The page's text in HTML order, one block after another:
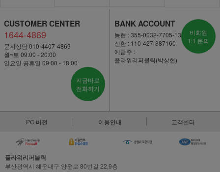
CUSTOMER CENTER
1644-4869
문자상담 010-4407-4869
월~토 09:00 - 20:00
일요일·공휴일 09:00 - 18:00
지금바로
전화하기
BANK ACCOUNT
농협 : 355-0032-7705-13
신한 : 110-427-887160
예금주 :
플라워리퍼블릭(박상현)
비회원
1:1 문의
PC 버전 이용안내 고객센터
플라워리퍼블릭
부산광역시 해운대구 양운로 80번길 22,9층